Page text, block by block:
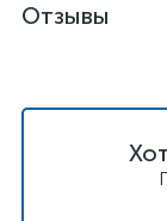
Отзывы